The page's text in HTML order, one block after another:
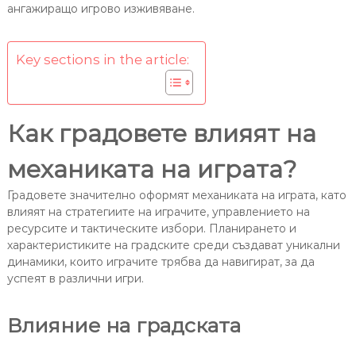
ангажиращо игрово изживяване.
Key sections in the article:
Как градовете влияят на
механиката на играта?
Градовете значително оформят механиката на играта, като
влияят на стратегиите на играчите, управлението на
ресурсите и тактическите избори. Планирането и
характеристиките на градските среди създават уникални
динамики, които играчите трябва да навигират, за да
успеят в различни игри.
Влияние на градската